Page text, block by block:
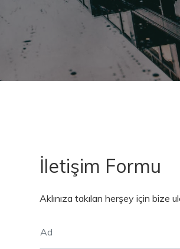
İletişim Formu
Aklınıza takılan herşey için bize